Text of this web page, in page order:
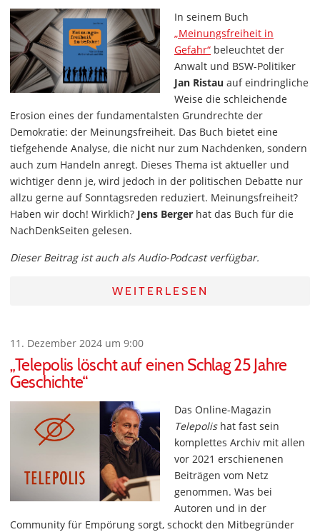
In seinem Buch
„Meinungsfreiheit in
Gefahr“ beleuchtet der
Anwalt und BSW-Politiker
Jan Ristau auf eindringliche
Weise die schleichende
Erosion eines der fundamentalsten Grundrechte der
Demokratie: der Meinungsfreiheit. Das Buch bietet eine
tiefgehende Analyse, die nicht nur zum Nachdenken, sondern
auch zum Handeln anregt. Dieses Thema ist aktueller und
wichtiger denn je, wird jedoch in der politischen Debatte nur
allzu gerne auf Sonntagsreden reduziert. Meinungsfreiheit?
Haben wir doch! Wirklich? Jens Berger hat das Buch für die
NachDenkSeiten gelesen.
Dieser Beitrag ist auch als Audio-Podcast verfügbar.
WEITERLESEN
11. Dezember 2024 um 9:00
„Telepolis löscht auf einen Schlag 25 Jahre
Geschichte“
Das Online-Magazin
Telepolishat fast sein
komplettes Archiv mit allen
vor 2021 erschienenen
Beiträgen vom Netz
genommen. Was bei
Autoren und in der
Community für Empörung sorgt, schockt den Mitbegründer